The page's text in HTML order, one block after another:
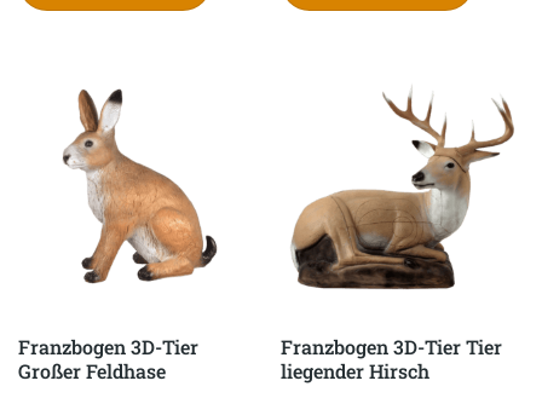
Franzbogen 3D-Tier
Großer Feldhase
Franzbogen 3D-Tier Tier
liegender Hirsch